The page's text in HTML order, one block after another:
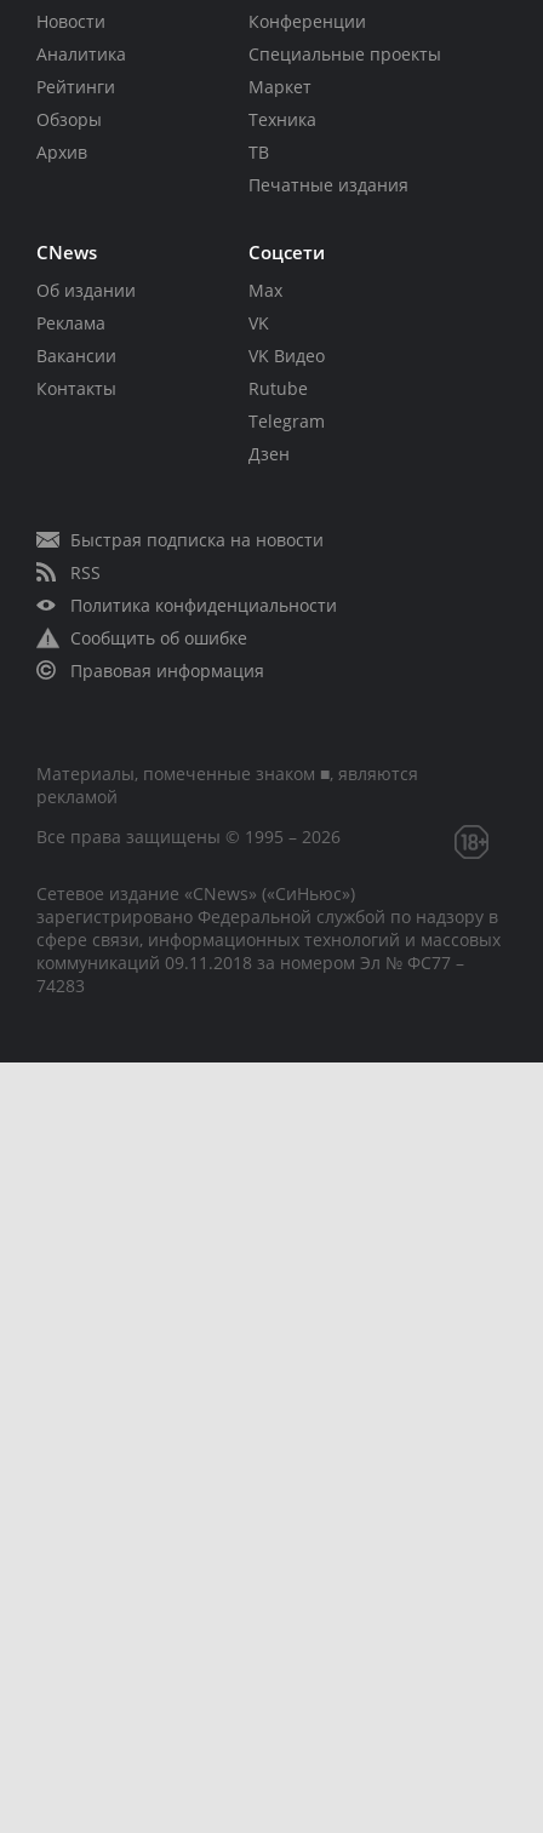
Новости
Аналитика
Рейтинги
Обзоры
Архив
Конференции
Специальные проекты
Маркет
Техника
ТВ
Печатные издания
CNews
Об издании
Реклама
Вакансии
Контакты
Соцсети
Max
VK
VK Видео
Rutube
Telegram
Дзен
Быстрая подписка на новости
RSS
Политика конфиденциальности
Сообщить об ошибке
Правовая информация
Материалы, помеченные знаком ■, являются
рекламой
Все права защищены © 1995 – 2026
Сетевое издание «CNews» («СиНьюс»)
зарегистрировано Федеральной службой по надзору в
сфере связи, информационных технологий и массовых
коммуникаций 09.11.2018 за номером Эл № ФС77 –
74283